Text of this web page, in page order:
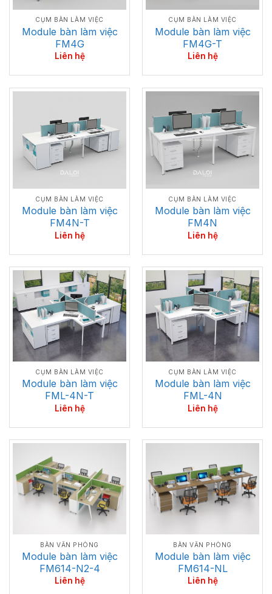
CỤM BÀN LÀM VIỆC
Module bàn làm việc
FM4G
Liên hệ
CỤM BÀN LÀM VIỆC
Module bàn làm việc
FM4G-T
Liên hệ
CỤM BÀN LÀM VIỆC
Module bàn làm việc
FM4N-T
Liên hệ
CỤM BÀN LÀM VIỆC
Module bàn làm việc
FM4N
Liên hệ
CỤM BÀN LÀM VIỆC
Module bàn làm việc
FML-4N-T
Liên hệ
CỤM BÀN LÀM VIỆC
Module bàn làm việc
FML-4N
Liên hệ
BÀN VĂN PHÒNG
Module bàn làm việc
FM614-N2-4
Liên hệ
BÀN VĂN PHÒNG
Module bàn làm việc
FM614-NL
Liên hệ